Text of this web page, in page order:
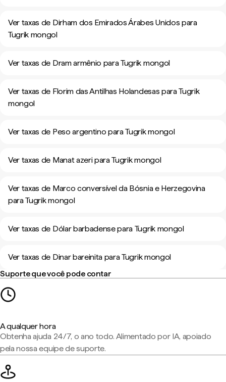
Ver taxas de Dirham dos Emirados Árabes Unidos para
Tugrik mongol
Ver taxas de Dram armênio para Tugrik mongol
Ver taxas de Florim das Antilhas Holandesas para Tugrik
mongol
Ver taxas de Peso argentino para Tugrik mongol
Ver taxas de Manat azeri para Tugrik mongol
Ver taxas de Marco conversível da Bósnia e Herzegovina
para Tugrik mongol
Ver taxas de Dólar barbadense para Tugrik mongol
Ver taxas de Dinar bareinita para Tugrik mongol
Suporte que você pode contar
A qualquer hora
Obtenha ajuda 24/7, o ano todo. Alimentado por IA, apoiado
pela nossa equipe de suporte.